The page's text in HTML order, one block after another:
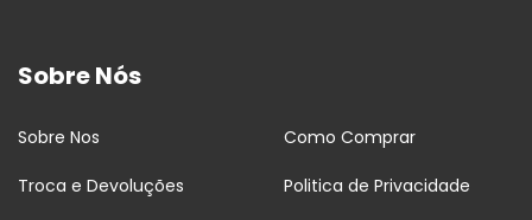
Sobre Nós
Sobre Nos Como Comprar
Troca e Devoluções Politica de Privacidade